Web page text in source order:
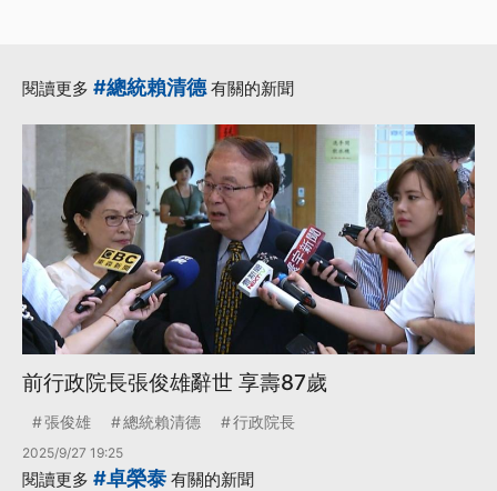
階段·更多...
閱讀更多 #總統賴清德有關的新聞
前行政院長張俊雄辭世 享壽87歲
張俊雄 總統賴清德 行政院長
2025/9/27 19:25
閱讀更多 #卓榮泰 有關的新聞